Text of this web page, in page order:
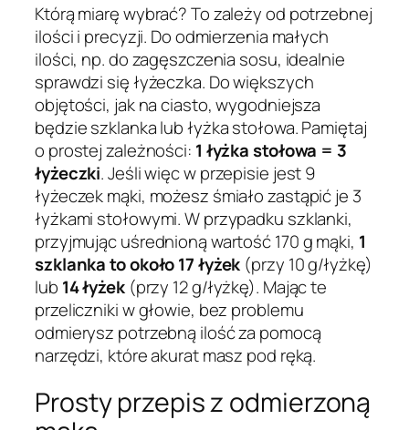
Którą miarę wybrać? To zależy od potrzebnej
ilości i precyzji. Do odmierzenia małych
ilości, np. do zagęszczenia sosu, idealnie
sprawdzi się łyżeczka. Do większych
objętości, jak na ciasto, wygodniejsza
będzie szklanka lub łyżka stołowa. Pamiętaj
o prostej zależności: 1 łyżka stołowa = 3
łyżeczki. Jeśli więc w przepisie jest 9
łyżeczek mąki, możesz śmiało zastąpić je 3
łyżkami stołowymi. W przypadku szklanki,
przyjmując uśrednioną wartość 170 g mąki, 1
szklanka to około 17 łyżek (przy 10 g/łyżkę)
lub 14 łyżek(przy 12 g/łyżkę). Mając te
przeliczniki w głowie, bez problemu
odmierysz potrzebną ilość za pomocą
narzędzi, które akurat masz pod ręką.
Prosty przepis z odmierzoną